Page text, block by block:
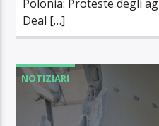
Polonia: Proteste degli
Deal […]
NOTIZIARI